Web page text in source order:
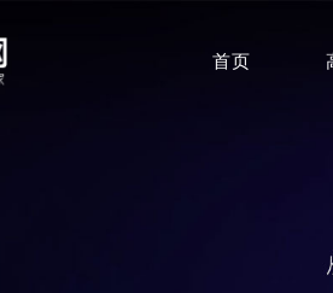
首页